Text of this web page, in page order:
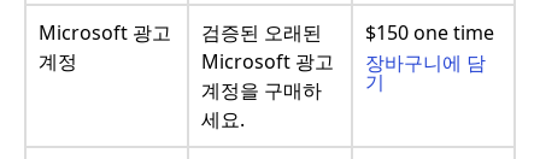
Microsoft 광고
계정
검증된 오래된
Microsoft 광고
계정을 구매하
세요.
$150 one time
장바구니에 담
기